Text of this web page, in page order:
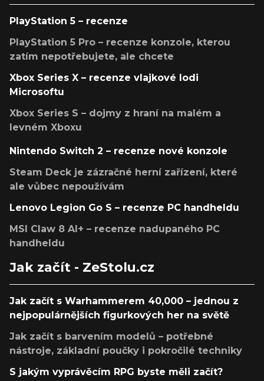
PlayStation 5 – recenze
PlayStation 5 Pro – recenze konzole, kterou
zatím nepotřebujete, ale chcete
Xbox Series X – recenze vlajkové lodi
Microsoftu
Xbox Series S – dojmy z hraní na malém a
levném Xboxu
Nintendo Switch 2 – recenze nové konzole
Steam Deck je zázračné herní zařízení, které
ale vůbec nepoužívám
Lenovo Legion Go S – recenze PC handheldu
MSI Claw 8 AI+ – recenze nadupaného PC
handheldu
Jak začít - ZeStolu.cz
Jak začít s Warhammerem 40,000 – jednou z
nejpopulárnějších figurkových her na světě
Jak začít s barvením modelů – potřebné
nástroje, základní poučky i pokročilé techniky
S jakým vyprávěcím RPG byste měli začít?